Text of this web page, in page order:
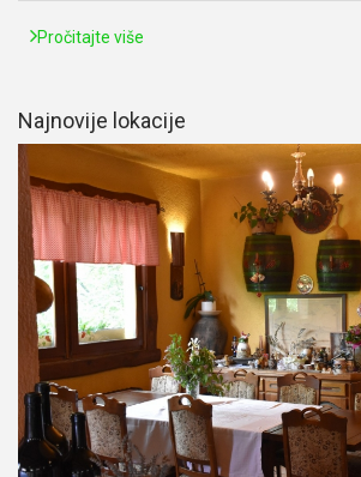
Pročitajte više
Najnovije lokacije